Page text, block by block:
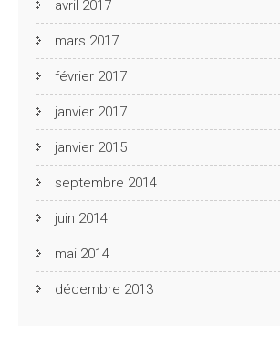
avril 2017
mars 2017
février 2017
janvier 2017
janvier 2015
septembre 2014
juin 2014
mai 2014
décembre 2013